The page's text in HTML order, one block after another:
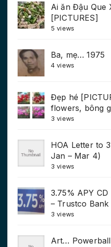
Ai ăn Đậu Que
[PICTURES]
5 views
Ba, mẹ… 1975
4 views
Đẹp hé
flowers, bông
3 views
HOA Letter to
Jan – Mar 4)
3 views
3.75% APY
– Trustco
3 views
Art…